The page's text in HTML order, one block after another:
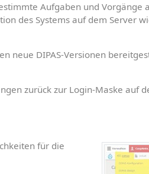
Aufgaben und Vorgänge
des Systems auf dem Server
neue DIPAS-Versionen
zurück zur Login-Maske auf
für die